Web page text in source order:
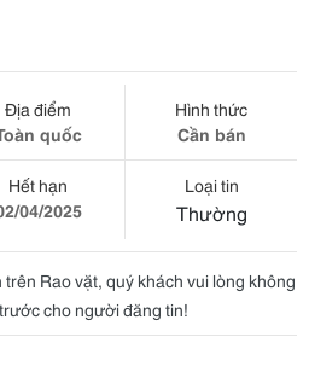
Địa điểm
quốc
Hình thức
Cần bán
Hết hạn
04/2025
Loại tin
Thường
Rao vặt, quý khách vui lòng không
cho người đăng tin!